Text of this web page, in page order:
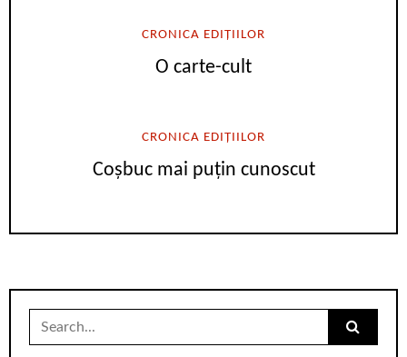
CRONICA EDIȚIILOR
O carte-cult
CRONICA EDIȚIILOR
Coșbuc mai puțin cunoscut
Search